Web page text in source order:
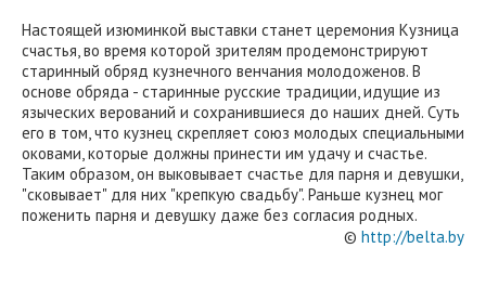
Настоящей изюминкой выставки станет церемония Кузница
счастья, во время которой зрителям продемонстрируют
старинный обряд кузнечного венчания молодоженов. В
основе обряда - старинные русские традиции, идущие из
языческих верований и сохранившиеся до наших дней. Суть
его в том, что кузнец скрепляет союз молодых специальными
оковами, которые должны принести им удачу и счастье.
Таким образом, он выковывает счастье для парня и девушки,
"сковывает" для них "крепкую свадьбу". Раньше кузнец мог
поженить парня и девушку даже без согласия родных.
© http://belta.by